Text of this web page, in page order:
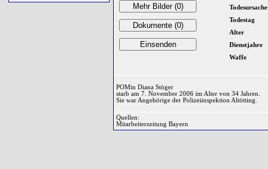
Todesursache
Todestag
Alter
Dienstjahre
Waffe
POMin Diana Stöger
starb am 7. November 2006 im Alter von 34 Jahren.
Sie war Angehörige der Polizeiinspektion Altötting.
Quellen:
Mitarbeiterzeitung Bayern